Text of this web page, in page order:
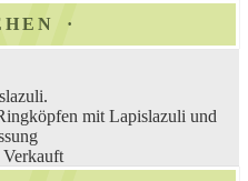
mit Lapislazuli und
Verkauft